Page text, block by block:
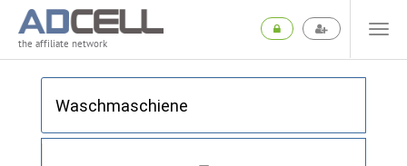
the affiliate network